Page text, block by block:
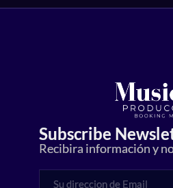
Subscribe
Recibira información y